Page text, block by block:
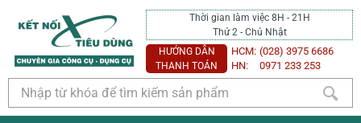
Thời gian làm việc 8H - 21H
Thứ 2 - Chủ Nhật
HƯỚNG DẪN
THANH TOÁN
HCM: (028) 3975 6686
HN:
0971 233 253